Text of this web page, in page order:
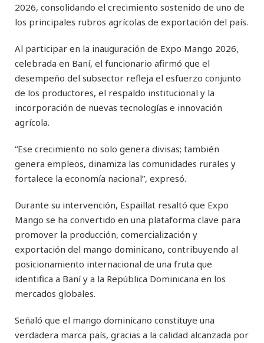
2026, consolidando el crecimiento sostenido de uno de
los principales rubros agrícolas de exportación del país.
Al participar en la inauguración de Expo Mango 2026,
celebrada en Baní, el funcionario afirmó que el
desempeño del subsector refleja el esfuerzo conjunto
de los productores, el respaldo institucional y la
incorporación de nuevas tecnologías e innovación
agrícola.
“Ese crecimiento no solo genera divisas; también
genera empleos, dinamiza las comunidades rurales y
fortalece la economía nacional”, expresó.
Durante su intervención, Espaillat resaltó que Expo
Mango se ha convertido en una plataforma clave para
promover la producción, comercialización y
exportación del mango dominicano, contribuyendo al
posicionamiento internacional de una fruta que
identifica a Baní y a la República Dominicana en los
mercados globales.
Señaló que el mango dominicano constituye una
verdadera marca país, gracias a la calidad alcanzada por